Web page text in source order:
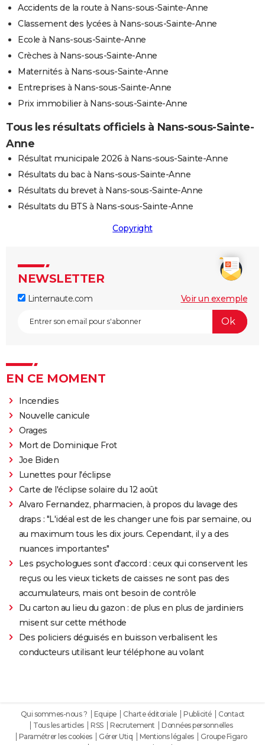
Accidents de la route à Nans-sous-Sainte-Anne
Classement des lycées à Nans-sous-Sainte-Anne
Ecole à Nans-sous-Sainte-Anne
Crèches à Nans-sous-Sainte-Anne
Maternités à Nans-sous-Sainte-Anne
Entreprises à Nans-sous-Sainte-Anne
Prix immobilier à Nans-sous-Sainte-Anne
Tous les résultats officiels à Nans-sous-Sainte-
Anne
Résultat municipale 2026 à Nans-sous-Sainte-Anne
Résultats du bac à Nans-sous-Sainte-Anne
Résultats du brevet à Nans-sous-Sainte-Anne
Résultats du BTS à Nans-sous-Sainte-Anne
Copyright
NEWSLETTER
Linternaute.com Voir un exemple
EN CE MOMENT
Incendies
Nouvelle canicule
Orages
Mort de Dominique Frot
Joe Biden
Lunettes pour l'éclipse
Carte de l'éclipse solaire du 12 août
Alvaro Fernandez, pharmacien, à propos du lavage des
draps : "L'idéal est de les changer une fois par semaine, ou
au maximum tous les dix jours. Cependant, il y a des
nuances importantes"
Les psychologues sont d'accord : ceux qui conservent les
reçus ou les vieux tickets de caisses ne sont pas des
accumulateurs, mais ont besoin de contrôle
Du carton au lieu du gazon : de plus en plus de jardiniers
misent sur cette méthode
Des policiers déguisés en buisson verbalisent les
conducteurs utilisant leur téléphone au volant
Qui sommes-nous ? Equipe Charte éditoriale Publicité
Contact
Tous les articles
RSS Recrutement
Données personnelles
Paramétrer les cookies
Gérer Utiq Mentions légales
Groupe Figaro